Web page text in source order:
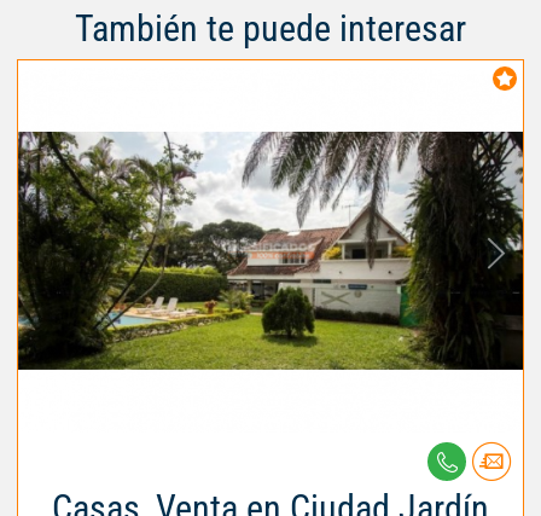
También te puede interesar